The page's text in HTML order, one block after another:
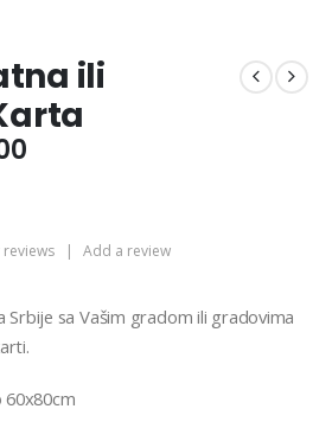
ili
Price
€32,00
| Add a review
Srbije sa Vašim gradom ili gradovima
60x80cm